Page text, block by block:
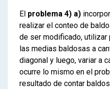
El problema 4) a)
realizar el conteo de
de ser modificado, utilizar
las medias baldosas a
diagonal y luego, variar a
ocurre lo mismo en el
resultado de contar